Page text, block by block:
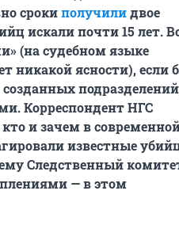
срокиполучилидвое
искали почти 15 лет.
(на судебном языке
никакой ясности), если
созданных
Корреспондент НГС
и зачем в
известные
Следственный
— в этом